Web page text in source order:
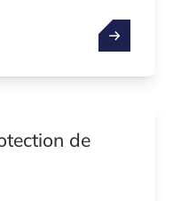
de